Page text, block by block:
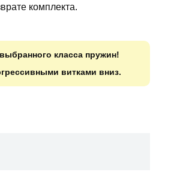
комплекта.
класса пружин!
витками вниз.